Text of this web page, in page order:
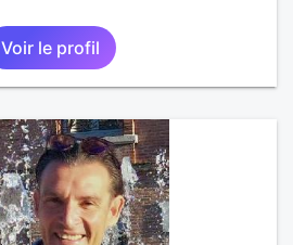
Voir le profil